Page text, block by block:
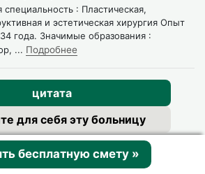
специальность : Пластическая,
и эстетическая хирургия Опыт
года. Значимые образования :
... Подробнее
цитата
для себя эту больницу
бесплатную смету »